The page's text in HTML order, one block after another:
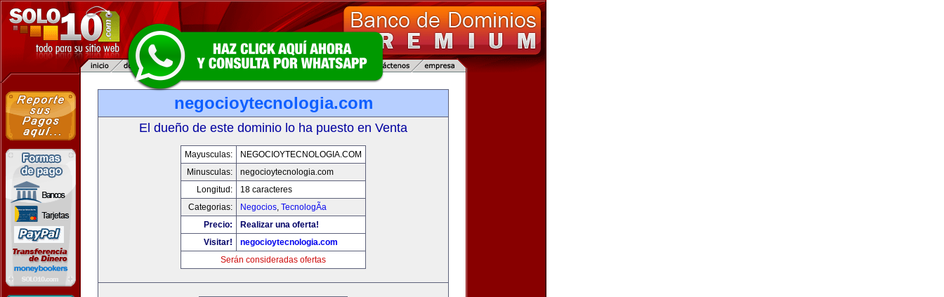
negocioytecnologia.com
El dueño de este dominio lo ha puesto en Venta
Mayusculas:
NEGOCIOYTECNOLOGIA.COM
Minusculas:
negocioytecnologia.com
Longitud:
18 caracteres
Categorias:
Negocios, TecnologÃ­a
Precio:
Realizar una oferta!
Visitar!
negocioytecnologia.com
Serán consideradas ofertas